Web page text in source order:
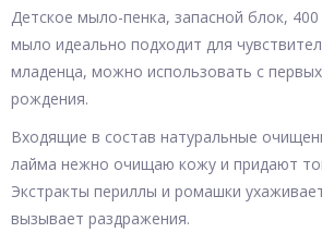
Детское мыло-пенка, запасной блок,
мыло идеально подходит для
младенца, можно использовать с
рождения.
Входящие в состав натуральные
лайма нежно очищаю кожу и придают
Экстракты периллы и ромашки
вызывает раздражения.